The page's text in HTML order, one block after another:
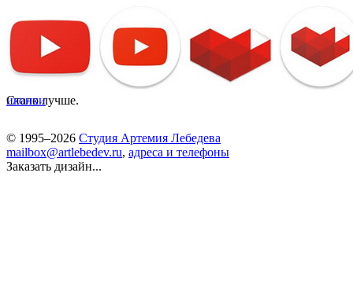
Стало лучше.
иконки
© 1995–2026 Студия Артемия Лебедева
mailbox@artlebedev.ru, адреса и телефоны
Заказать дизайн...